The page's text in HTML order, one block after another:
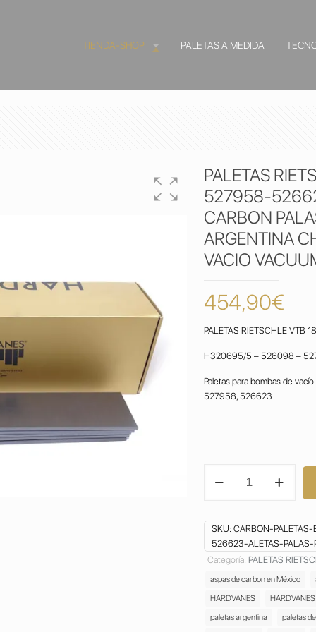
TIENDA-SHOP PALETAS A MEDIDA
PALETAS
527958-
CARBON
ARGENTINA
VACIO
454,90€
PALETAS RIETSCHLE VTB
H320695/5 – 526098 –
Paletas para bombas de
527958, 526623
RIETSCHLE
VANES
526098-
527958-
526623
ALETAS
SKU: CARBON-
526623-ALETAS-
Categoría: PALETAS
aspas de carbon en México
HARDVANES
paletas argentina
paletas